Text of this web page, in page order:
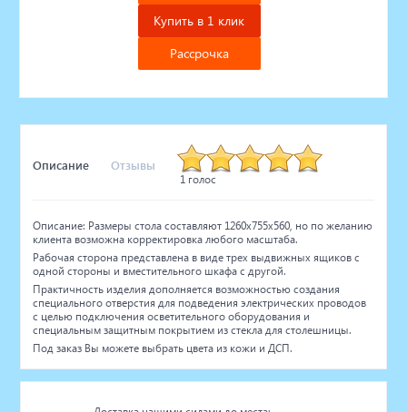
Купить в 1 клик
Рассрочка
Описание Отзывы
1 голос
Описание: Размеры стола составляют 1260х755х560, но по желанию
клиента возможна корректировка любого масштаба.
Рабочая сторона представлена в виде трех выдвижных ящиков с
одной стороны и вместительного шкафа с другой.
Практичность изделия дополняется возможностью создания
специального отверстия для подведения электрических проводов
с целью подключения осветительного оборудования и
специальным защитным покрытием из стекла для столешницы.
Под заказ Вы можете выбрать цвета из кожи и ДСП.